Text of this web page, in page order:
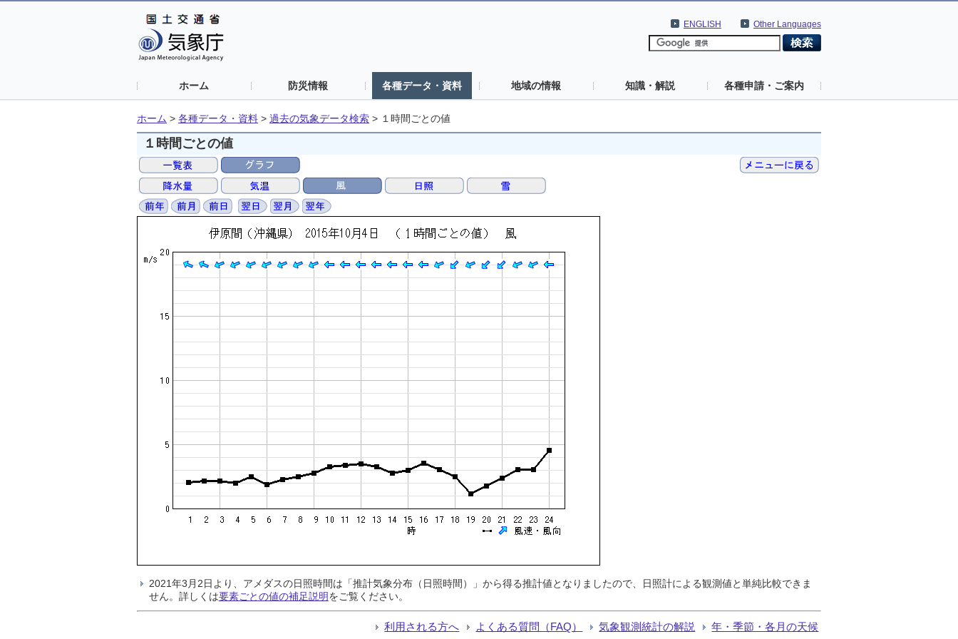
Other Languages
ENGLISH
ホーム 防災情報 各種データ・資料 地域の情報 知識・解説 各種申請・ご案内
ホーム > 各種データ・資料 > 過去の気象データ検索 > １時間ごとの値
１時間ごとの値
2021年3月2日より、アメダスの日照時間は「推計気象分布（日照時間）」から得る推計値となりましたので、日照計による観測値と単純比較できま
せん。詳しくは要素ごとの値の補足説明をご覧ください。
利用される方へ よくある質問（FAQ） 気象観測統計の解説 年・季節・各月の天候